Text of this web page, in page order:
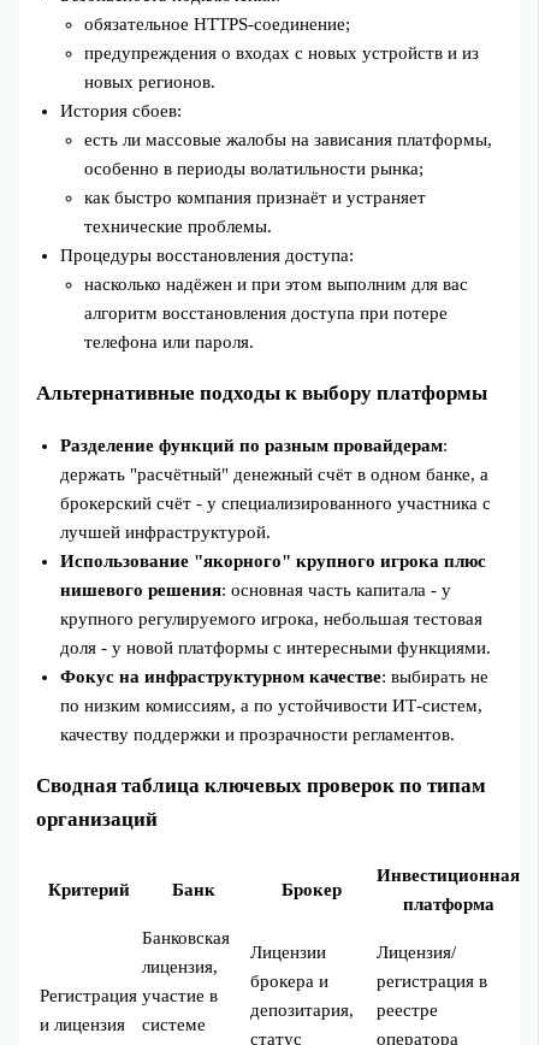
обязательное HTTPS-соединение;
предупреждения о входах с новых устройств и из
новых регионов.
История сбоев:
есть ли массовые жалобы на зависания платформы,
особенно в периоды волатильности рынка;
как быстро компания признаёт и устраняет
технические проблемы.
Процедуры восстановления доступа:
насколько надёжен и при этом выполним для вас
алгоритм восстановления доступа при потере
телефона или пароля.
Альтернативные подходы к выбору платформы
Разделение функций по разным провайдерам:
держать "расчётный" денежный счёт в одном банке, а
брокерский счёт - у специализированного участника с
лучшей инфраструктурой.
Использование "якорного" крупного игрока плюс
нишевого решения: основная часть капитала - у
крупного регулируемого игрока, небольшая тестовая
доля - у новой платформы с интересными функциями.
Фокус на инфраструктурном качестве: выбирать не
по низким комиссиям, а по устойчивости ИТ-систем,
качеству поддержки и прозрачности регламентов.
Сводная таблица ключевых проверок по типам
организаций
Критерий Банк Брокер
Инвестиционная
платформа
Регистрация
и лицензия
Банковская
лицензия,
участие в
системе
Лицензии
брокера и
депозитария,
статус
Лицензия/
регистрация в
реестре
оператора